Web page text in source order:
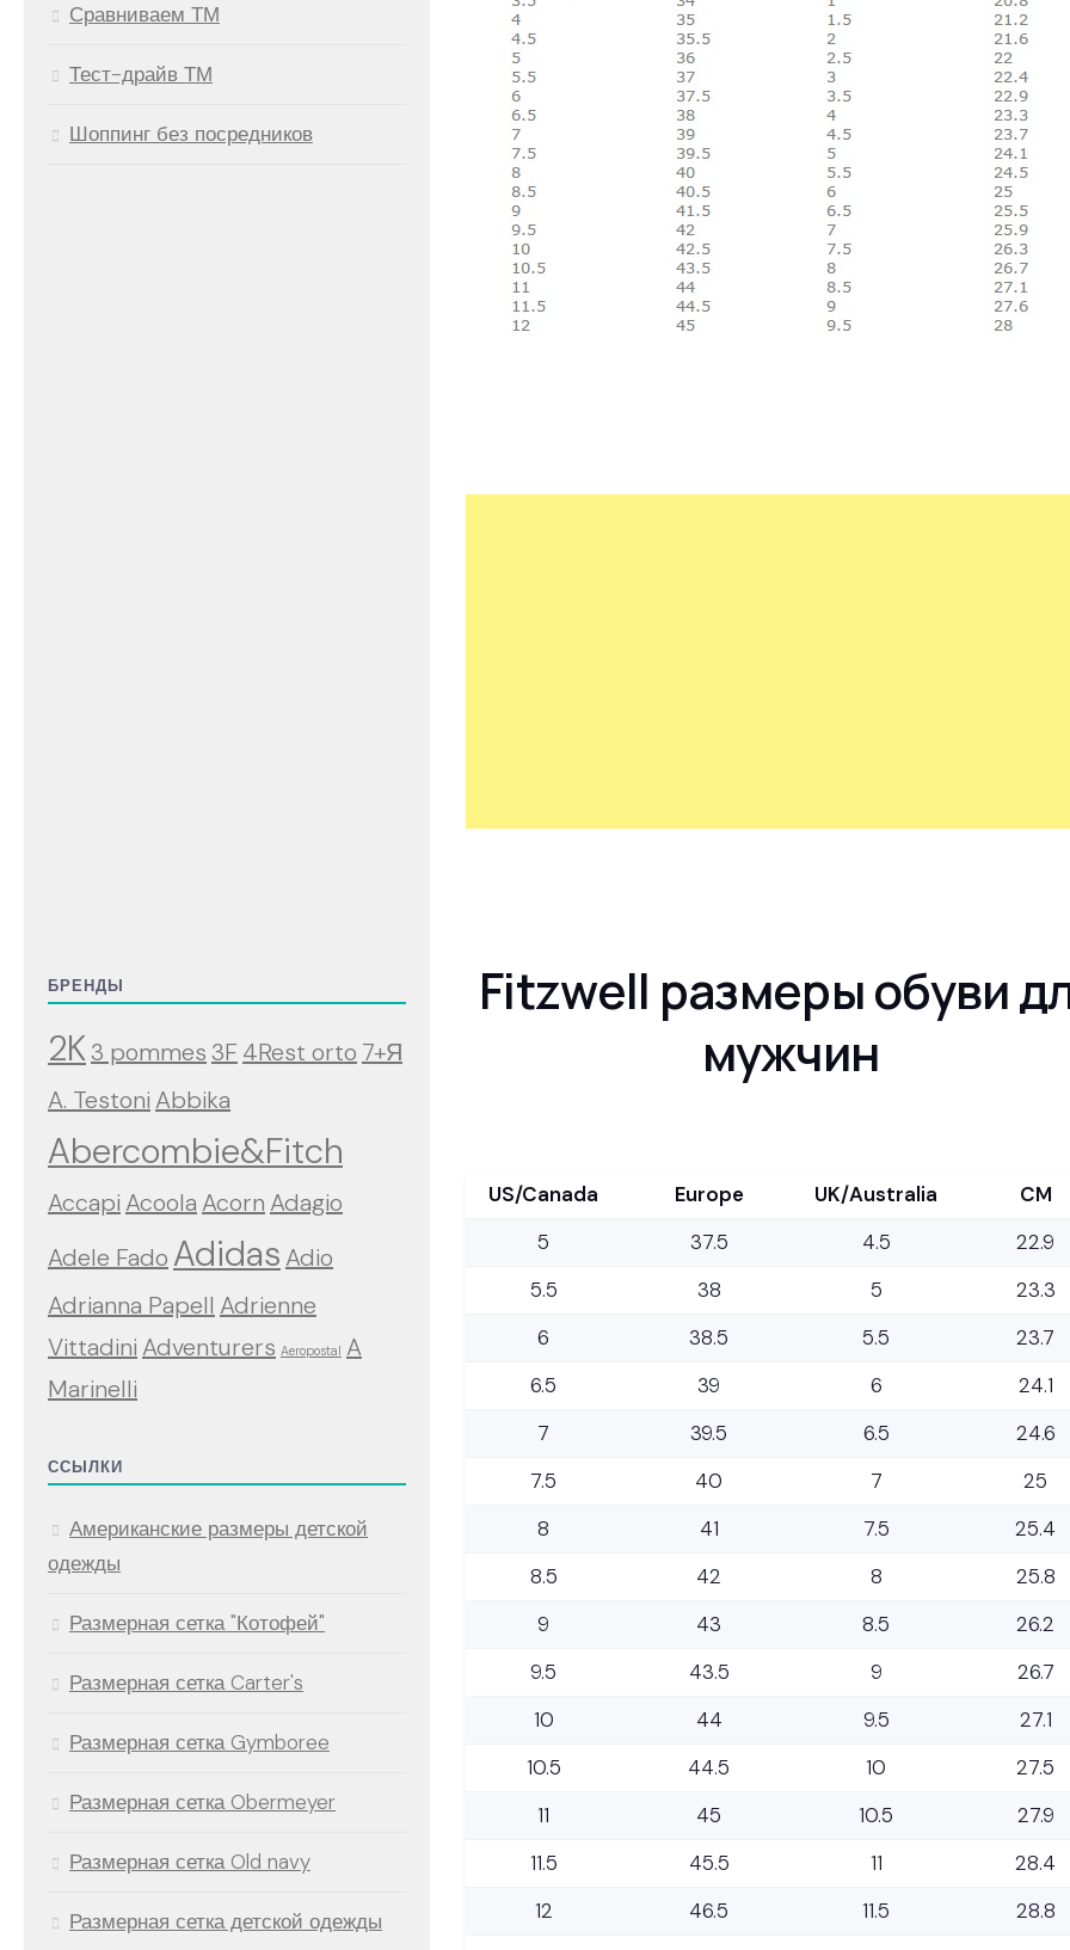
Fitzwell размеры обуви
мужчин
US/Canada Europe UK/Australia
CM
5
37.5 4.5
22.9
5.5
38 5
23.3
6
38.5 5.5
23.7
6.5
39 6
24.1
7
39.5 6.5
24.6
7.5
40 7
25
8
41 7.5
25.4
8.5
42 8
25.8
9
43 8.5
26.2
9.5
43.5 9
26.7
10
44 9.5
27.1
10.5
44.5 10
27.5
11
45 10.5
27.9
11.5
45.5 11
28.4
12
46.5 11.5
28.8
Сравниваем ТМ
Тест-драйв ТМ
Шоппинг без посредников
БРЕНДЫ
2K3 pommes3F 4Rest orto 7+Я
A. Testoni Abbika
Abercombie&Fitch
Accapi Acoola Acorn Adagio
Adele Fado Adidas Adio
Adrianna Papell Adrienne
Vittadini Adventurers Aeropostal A
Marinelli
ССЫЛКИ
Американские размеры детской
одежды
Размерная сетка "Котофей"
Размерная сетка Carter's
Размерная сетка Gymboree
Размерная сетка Obermeyer
Размерная сетка Old navy
Размерная сетка детской одежды